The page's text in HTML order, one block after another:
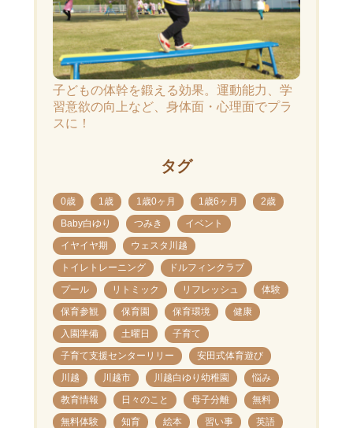
子どもの体幹を鍛える効果。運動能力、学
習意欲の向上など、身体面・心理面でプラ
スに！
タグ
0歳 1歳 1歳0ヶ月 1歳6ヶ月
2歳
Baby白ゆり
つみき
イベント
イヤイヤ期
ウェスタ川越
トイレトレーニング
ドルフィンクラブ
プール
リトミック リフレッシュ
体験
保育参観
保育園 保育環境
健康
入園準備
土曜日
子育て
子育て支援センターリリー
安田式体育遊び
川越
川越市 川越白ゆり幼稚園
悩み
教育情報
日々のこと 母子分離
無料
無料体験
知育 絵本 習い事
英語